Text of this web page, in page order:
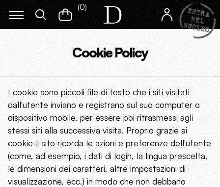
(0)
Cookie Policy
I cookie sono piccoli file di testo che i siti visitati
dall'utente inviano e registrano sul suo computer o
dispositivo mobile, per essere poi ritrasmessi agli
stessi siti alla successiva visita. Proprio grazie ai
cookie il sito ricorda le azioni e preferenze dell'utente
(come, ad esempio, i dati di login, la lingua prescelta,
le dimensioni dei caratteri, altre impostazioni di
visualizzazione, ecc.) in modo che non debbano